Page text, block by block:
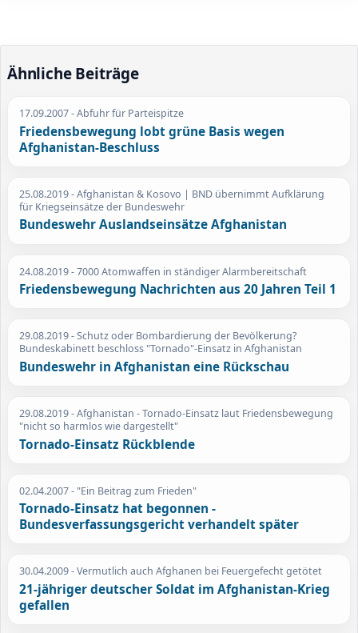
Ähnliche Beiträge
17.09.2007- Abfuhr für Parteispitze
Friedensbewegung lobt grüne Basis wegen
Afghanistan-Beschluss
25.08.2019- Afghanistan & Kosovo | BND übernimmt Aufklärung
für Kriegseinsätze der Bundeswehr
Bundeswehr Auslandseinsätze Afghanistan
24.08.2019- 7000 Atomwaffen in ständiger Alarmbereitschaft
Friedensbewegung Nachrichten aus 20 Jahren Teil 1
29.08.2019- Schutz oder Bombardierung der Bevölkerung?
Bundeskabinett beschloss "Tornado"-Einsatz in Afghanistan
Bundeswehr in Afghanistan eine Rückschau
29.08.2019- Afghanistan - Tornado-Einsatz laut Friedensbewegung
"nicht so harmlos wie dargestellt"
Tornado-Einsatz Rückblende
02.04.2007- "Ein Beitrag zum Frieden"
Tornado-Einsatz hat begonnen -
Bundesverfassungsgericht verhandelt später
30.04.2009- Vermutlich auch Afghanen bei Feuergefecht getötet
21-jähriger deutscher Soldat im Afghanistan-Krieg
gefallen